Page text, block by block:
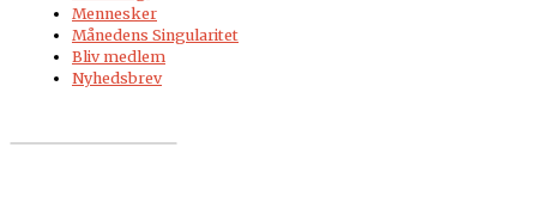
Mennesker
Månedens Singularitet
Bliv medlem
Nyhedsbrev